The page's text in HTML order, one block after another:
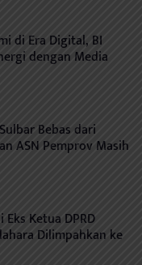
di Era Digital, BI
dengan Media
Bebas dari
ASN Pemprov Masih
Ketua DPRD
Dilimpahkan ke